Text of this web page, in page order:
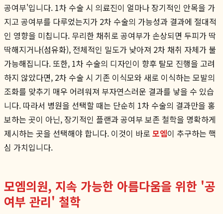
공여부'입니다. 1차 수술 시 의료진이 얼마나 장기적인 안목을 가
지고 공여부를 다루었는지가 2차 수술의 가능성과 결과에 절대적
인 영향을 미칩니다. 무리한 채취로 공여부가 손상되면 두피가 딱
딱해지거나(섬유화), 전체적인 밀도가 낮아져 2차 채취 자체가 불
가능해집니다. 또한, 1차 수술의 디자인이 향후 탈모 진행을 고려
하지 않았다면, 2차 수술 시 기존 이식모와 새로 이식하는 모발의
조화를 맞추기 매우 어려워져 부자연스러운 결과를 낳을 수 있습
니다. 따라서 병원을 선택할 때는 단순히 1차 수술의 결과만을 홍
보하는 곳이 아닌, 장기적인 플랜과 공여부 보존 철학을 명확하게
제시하는 곳을 선택해야 합니다. 이것이 바로 모엠이 추구하는 핵
심 가치입니다.
모엠의원, 지속 가능한 아름다움을 위한 '공
여부 관리' 철학